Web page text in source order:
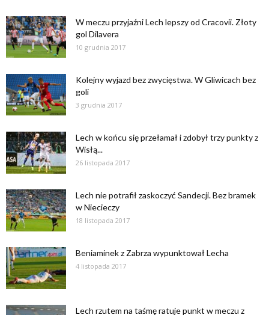
W meczu przyjaźni Lech lepszy od Cracovii. Złoty
gol Dilavera
10 grudnia 2017
Kolejny wyjazd bez zwycięstwa. W Gliwicach bez
goli
3 grudnia 2017
Lech w końcu się przełamał i zdobył trzy punkty z
Wisłą...
26 listopada 2017
Lech nie potrafił zaskoczyć Sandecji. Bez bramek
w Niecieczy
18 listopada 2017
Beniaminek z Zabrza wypunktował Lecha
4 listopada 2017
Lech rzutem na taśmę ratuje punkt w meczu z